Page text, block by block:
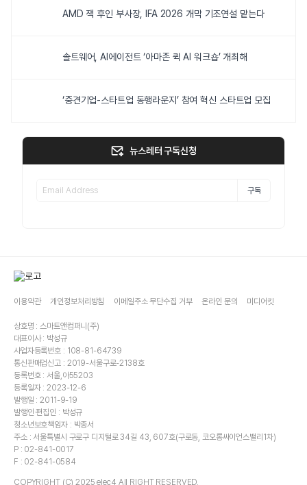
AMD 잭 후인 부사장, IFA 2026 개막 기조연설 맡는다
솔트웨어, AI에이전트 ‘아마존 퀵 AI 워크숍’ 개최해
‘중견기업-스타트업 동행라운지’ 참여 혁신 스타트업 모집
뉴스레터 구독신청
구독
이용약관 개인정보처리방침 이메일주소 무단수집 거부 온라인 문의 미디어킷
상호명 : 스마트앤컴퍼니(주)
대표이사 : 박성규
사업자등록번호 : 108-81-64739
통신판매업신고 : 2019-서울구로-2138호
등록번호 : 서울,아55203
등록일자 : 2023-12-6
발행일 : 2011-9-19
발행인·편집인 : 박성규
청소년보호책임자 : 박종서
주소 : 서울특별시 구로구 디지털로 34길 43, 607호(구로동, 코오롱싸이언스밸리1차)
P : 02-841-0017
F : 02-841-0584
COPYRIGHT (C) 2025 elec4 All RIGHT RESERVED.